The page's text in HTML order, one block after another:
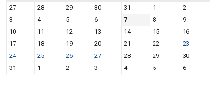
27 28 29 30 31 1
2
3
4 5 6 7 8
9
10
11 12 13 14 15
16
17
18 19 20 21 22
23
24
25 26 27 28 29
30
31
1 2 3 4 5 6